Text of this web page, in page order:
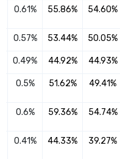
54.60%
55.86%
0.61%
50.05%
53.44%
0.57%
44.93%
44.92%
0.49%
49.41%
51.62%
0.5%
54.74%
59.36%
0.6%
39.27%
44.33%
0.41%